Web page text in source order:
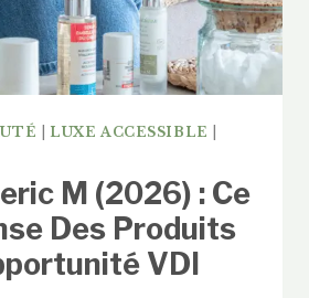
LUXE ACCESSIBLE
M (2026) : Ce
Des Produits
VDI